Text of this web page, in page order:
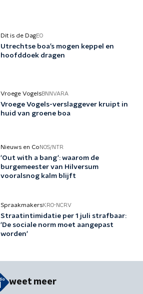
Dit is de DagEO
Utrechtse boa’s mogen keppel en
hoofddoek dragen
Vroege VogelsBNNVARA
Vroege Vogels-verslaggever kruipt in
huid van groene boa
Nieuws en Co NOS/NTR
'Out with a bang': waarom de
burgemeester van Hilversum
vooralsnog kalm blijft
SpraakmakersKRO-NCRV
Straatintimidatie per 1 juli strafbaar:
'De sociale norm moet aangepast
worden'
weet meer